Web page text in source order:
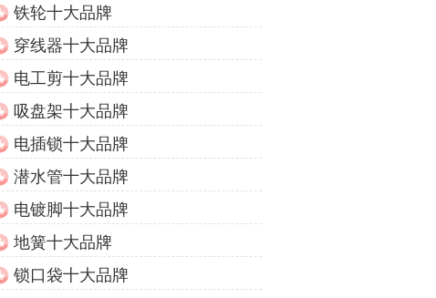
铁轮十大品牌
穿线器十大品牌
电工剪十大品牌
吸盘架十大品牌
电插锁十大品牌
潜水管十大品牌
电镀脚十大品牌
地簧十大品牌
锁口袋十大品牌